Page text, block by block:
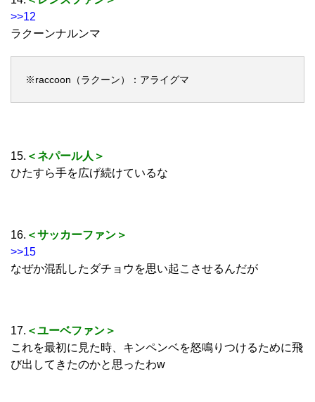
>>12
ラクーンナルンマ
※raccoon（ラクーン）：アライグマ
15. ＜ネパール人＞
ひたすら手を広げ続けているな
16. ＜サッカーファン＞
>>15
なぜか混乱したダチョウを思い起こさせるんだが
17. ＜ユーベファン＞
これを最初に見た時、キンペンベを怒鳴りつけるために飛
び出してきたのかと思ったわw